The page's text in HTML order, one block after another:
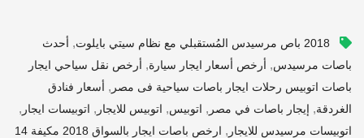
2018 باص مرسيدس المُستقبلي مع نظام سيتي بايلوت , أحدث
باصات مرسيدس, أرخص أسعار ايجار سيارة, أرخص نقل سياحي ايجار
باصات اتوبيس رحلات ايجار باصات سياحية فى مصر , أسعار فنادق
الغردقة, إيجار باصات في مصر , اتوبيس, اتوبيس للايجار , اتوبيسات ايجار ,
اتوبيسات مرسيدس للايجار ,
ارخص باصات ايجار بالسواق 2018 مكيفة 14